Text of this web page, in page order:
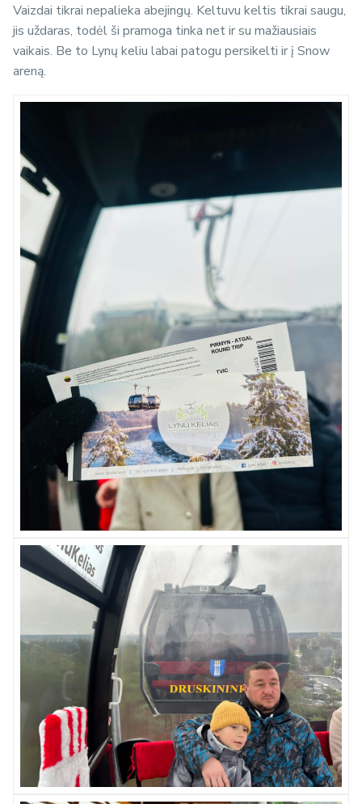
Vaizdai tikrai nepalieka abejingų. Keltuvu keltis tikrai saugu,
jis uždaras, todėl ši pramoga tinka net ir su mažiausiais
vaikais. Be to Lynų keliu labai patogu persikelti ir į Snow
areną.